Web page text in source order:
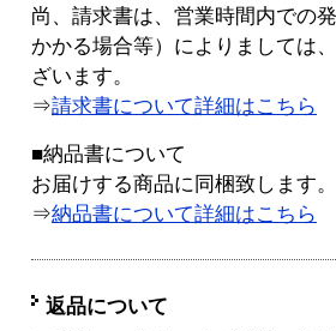
尚、請求書は、営業時間内での
かかる場合等）によりましては
ざいます。
⇒請求書について詳細はこちら
■納品書について
お届けする商品に同梱致します。
⇒納品書について詳細はこちら
返品について